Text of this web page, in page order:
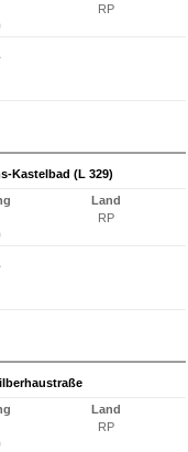
RP
Kastelbad (L 329)
Land
RP
Land
RP